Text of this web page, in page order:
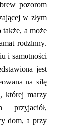
pozorom
w złym
także, a może
rodzinny.
i samotności
jest
na siłę
której marzy
przyjaciół,
dom, a przy